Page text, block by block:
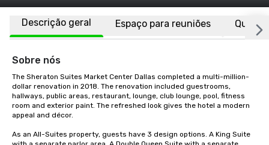
Descrição geral Espaço para reuniões
Sobre nós
The Sheraton Suites Market Center Dallas completed a multi-million-
dollar renovation in 2018. The renovation included guestrooms,
hallways, public areas, restaurant, lounge, club lounge, pool, fitness
room and exterior paint. The refreshed look gives the hotel a modern
appeal and décor.
As an All-Suites property, guests have 3 design options. A King Suite